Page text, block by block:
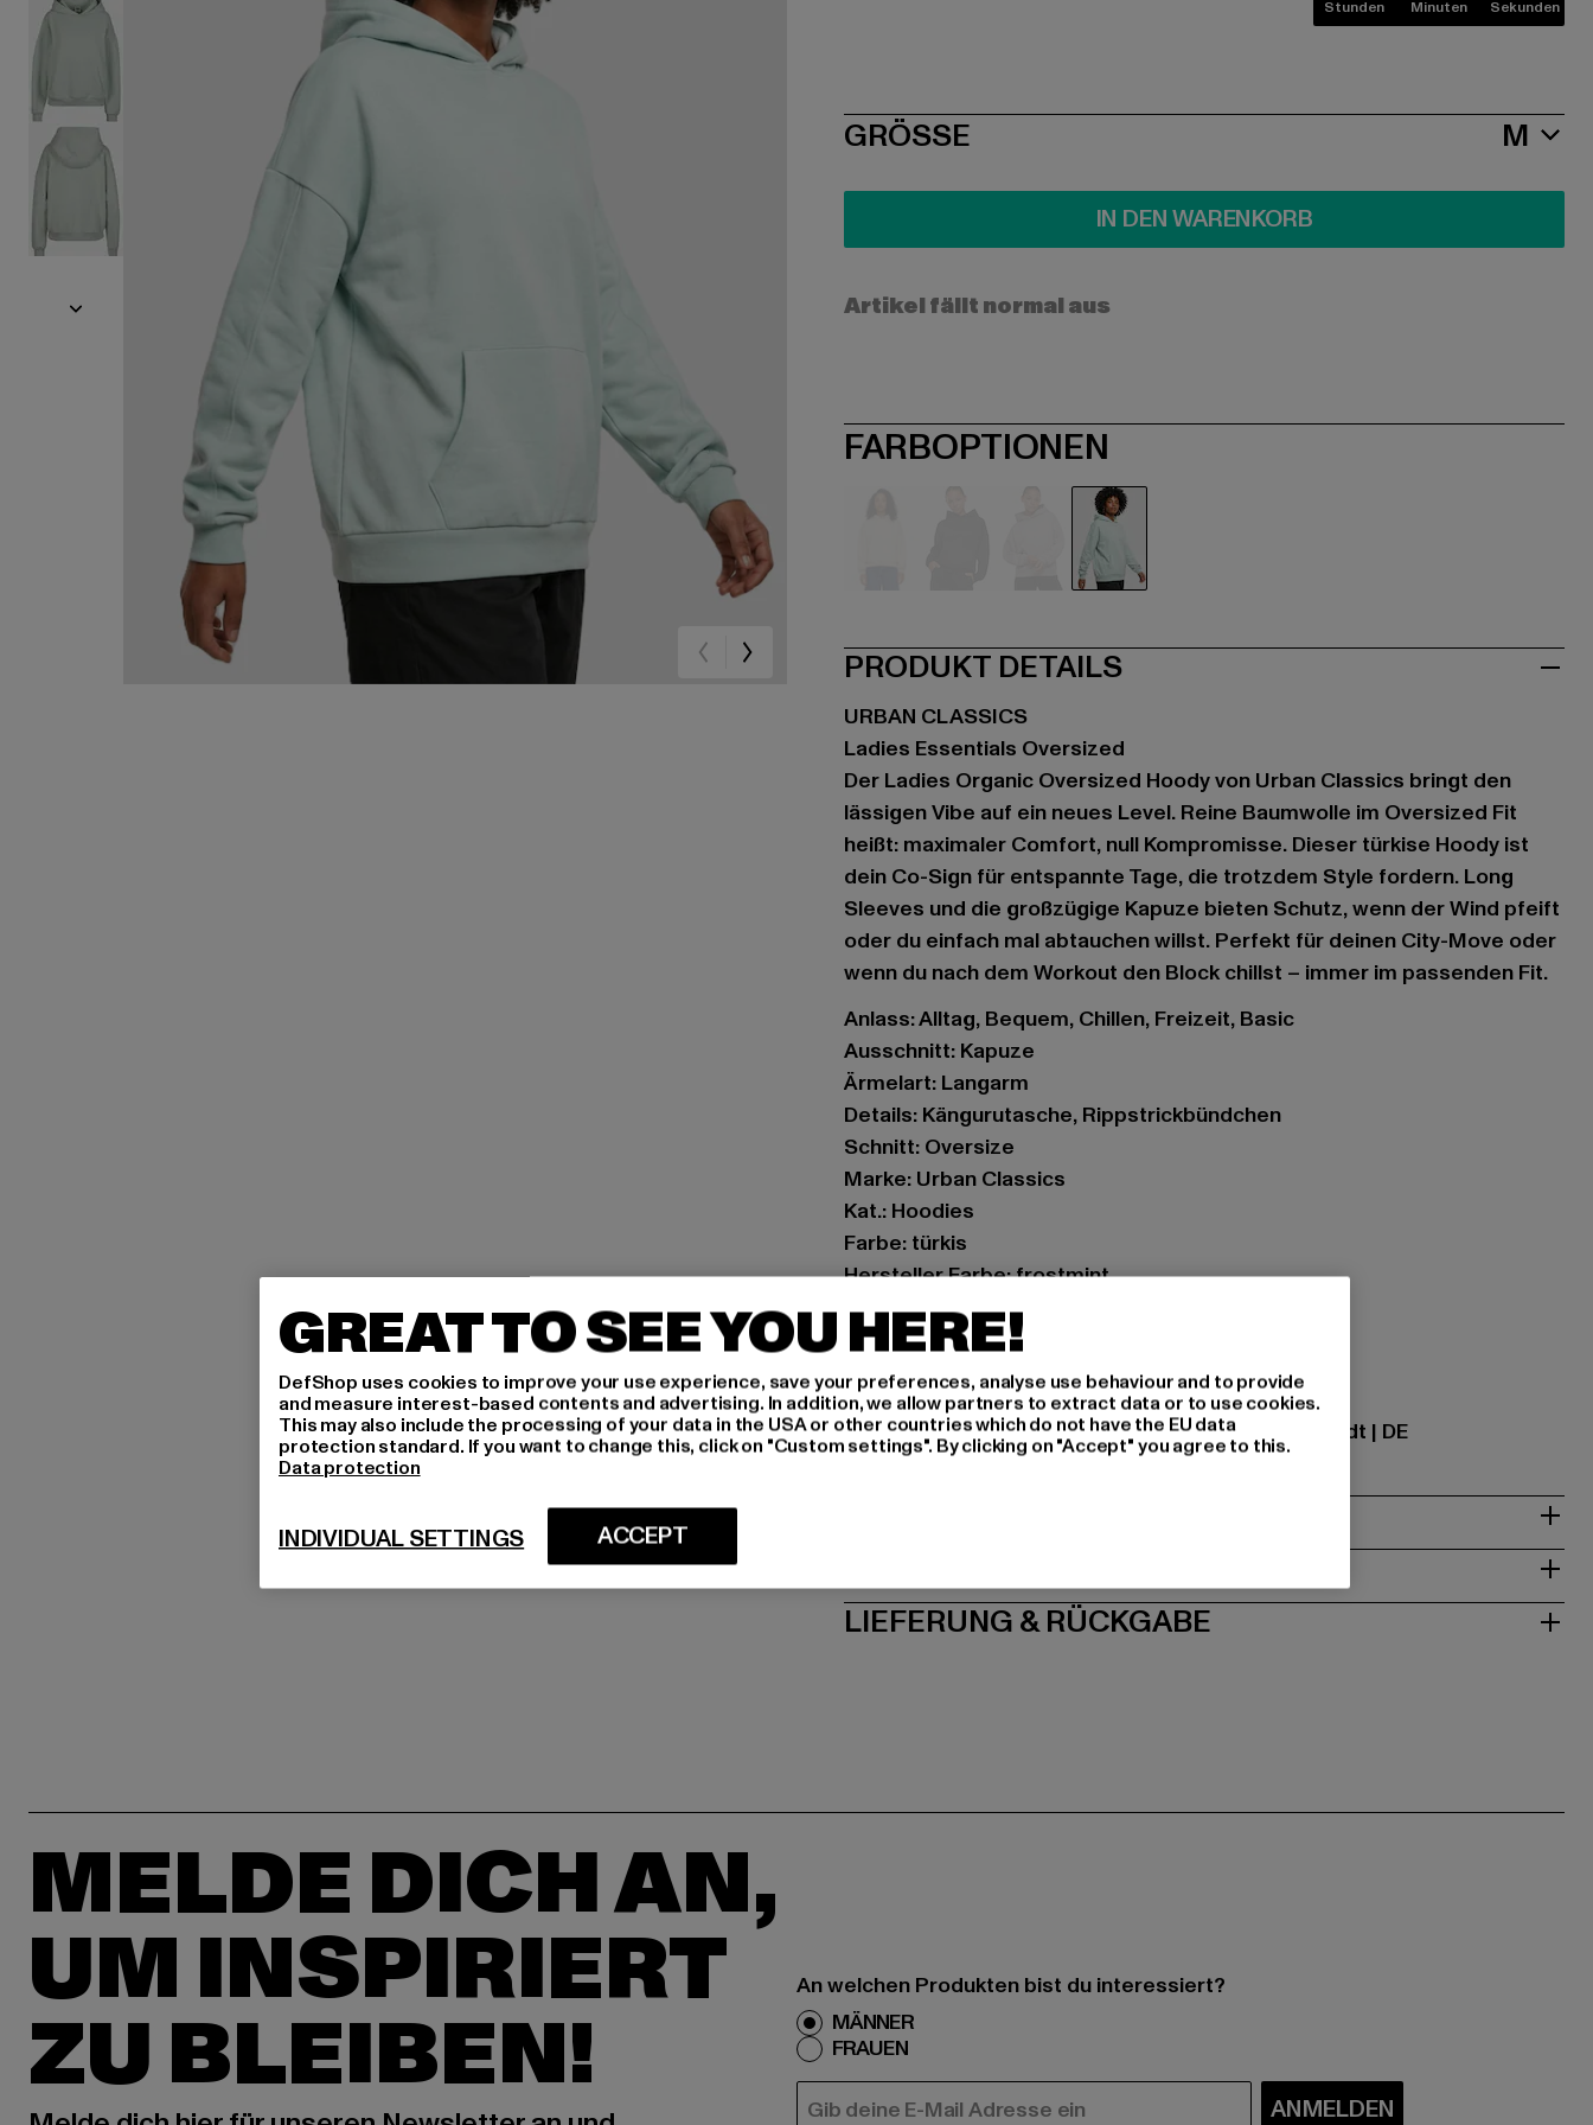
Stunden Minuten Sekunden
SIZE
GRÖSSE M
IN DEN WARENKORB
Artikel fällt normal aus
FARBOPTIONEN
PRODUKT DETAILS
URBAN CLASSICS
Ladies Essentials Oversized
Der Ladies Organic Oversized Hoody von Urban Classics bringt den
lässigen Vibe auf ein neues Level. Reine Baumwolle im Oversized Fit
heißt: maximaler Comfort, null Kompromisse. Dieser türkise Hoody ist
dein Co-Sign für entspannte Tage, die trotzdem Style fordern. Long
Sleeves und die großzügige Kapuze bieten Schutz, wenn der Wind pfeift
oder du einfach mal abtauchen willst. Perfekt für deinen City-Move oder
wenn du nach dem Workout den Block chillst – immer im passenden Fit.
Anlass: Alltag, Bequem, Chillen, Freizeit, Basic
Ausschnitt: Kapuze
Ärmelart: Langarm
Details: Kängurutasche, Rippstrickbündchen
Schnitt: Oversize
Marke: Urban Classics
Kat.: Hoodies
Farbe: türkis
Hersteller Farbe: frostmint
Materialzusammensetzung: 100% Baumwolle
Art.Nr: TB6132-14067
Hersteller: TB International GmbH |info@tbint.de
Dr.-Robert-Murjahn-Straße 7 | 64372 Ober-Ramstadt | DE
LIEFERUNG & RÜCKGABE
MELDE DICH AN,
UM INSPIRIERT
ZU BLEIBEN!
An welchen Produkten bist du interessiert?
MÄNNER
FRAUEN
E-MAIL ANMELDEN
GREAT TO SEE YOU HERE!
DefShop uses cookies to improve your use experience, save your preferences, analyse use behaviour and to provide
and measure interest-based contents and advertising. In addition, we allow partners to extract data or to use cookies.
This may also include the processing of your data in the USA or other countries which do not have the EU data
protection standard. If you want to change this, click on "Custom settings". By clicking on "Accept" you agree to this.
Data protection
ACCEPT
INDIVIDUAL SETTINGS